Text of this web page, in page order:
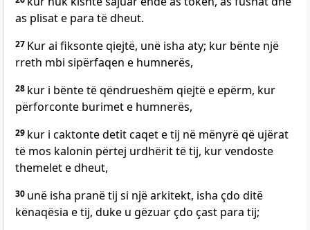
as plisat e para të dheut.
27 Kur ai fiksonte qiejtë, unë isha aty; kur bënte një
rreth mbi sipërfaqen e humnerës,
28 kur i bënte të qëndrueshëm qiejtë e epërm, kur
përforconte burimet e humnerës,
29 kur i caktonte detit caqet e tij në mënyrë që ujërat
të mos kalonin përtej urdhërit të tij, kur vendoste
themelet e dheut,
30 unë isha pranë tij si një arkitekt, isha çdo ditë
kënaqësia e tij, duke u gëzuar çdo çast para tij;